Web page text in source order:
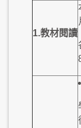
1.教材閱讀